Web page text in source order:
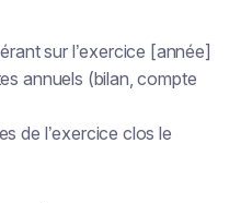
sur l’exercice [année]
annuels (bilan, compte
de l’exercice clos le